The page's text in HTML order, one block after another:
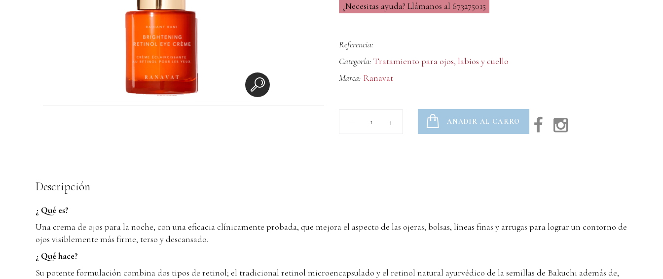
¿Necesitas ayuda? Llámanos al 673275015
Referencia:
Categoría: Tratamiento para ojos, labios y cuello
Marca: Ranavat
AÑADIR AL CARRO
Descripción
¿ Qué es?
Una crema de ojos para la noche, con una eficacia clínicamente probada, que mejora el aspecto de las ojeras, bolsas, líneas finas y arrugas para lograr un contorno de
ojos visiblemente más firme, terso y descansado.
¿ Qué hace?
Su potente formulación combina dos tipos de retinol; el tradicional retinol microencapsulado y el retinol natural ayurvédico de la semillas de Bakuchi además de,